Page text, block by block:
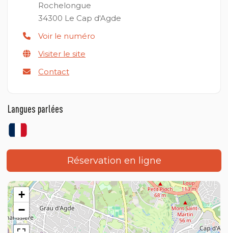
Rochelongue
34300 Le Cap d'Agde
Voir le numéro
Visiter le site
Contact
Langues parlées
Réservation en ligne
+
−